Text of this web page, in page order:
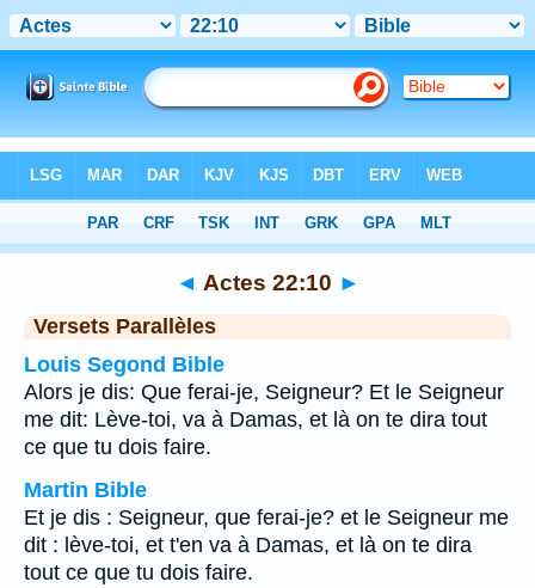
Chapitre 22> Verset 10
◄ Actes 22:10 ►
Versets Parallèles
Louis Segond Bible
Alors je dis: Que ferai-je, Seigneur? Et le Seigneur
me dit: Lève-toi, va à Damas, et là on te dira tout
ce que tu dois faire.
Martin Bible
Et je dis : Seigneur, que ferai-je? et le Seigneur me
dit : lève-toi, et t'en va à Damas, et là on te dira
tout ce que tu dois faire.